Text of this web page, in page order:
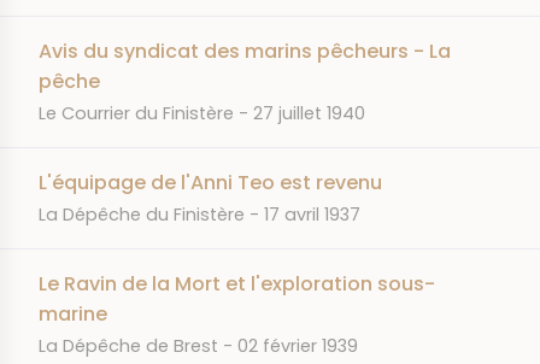
Avis du syndicat des marins pêcheurs - La
pêche
JOURNAL
Le Courrier du Finistère DATE
27 juillet 1940
L'équipage de l'Anni Teo est revenu
JOURNAL
La Dépêche du Finistère DATE
17 avril 1937
Le Ravin de la Mort et l'exploration sous-
marine
JOURNAL
La Dépêche de Brest DATE
02 février 1939